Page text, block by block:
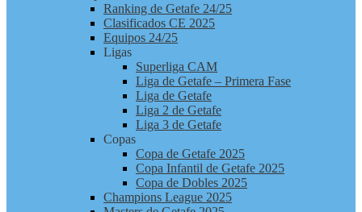
Ranking de Getafe 24/25
Clasificados CE 2025
Equipos 24/25
Ligas
Superliga CAM
Liga de Getafe – Primera Fase
Liga de Getafe
Liga 2 de Getafe
Liga 3 de Getafe
Copas
Copa de Getafe 2025
Copa Infantil de Getafe 2025
Copa de Dobles 2025
Champions League 2025